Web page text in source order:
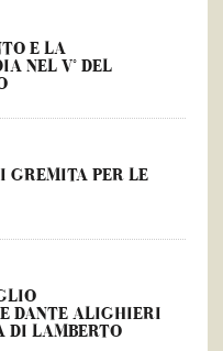
E LA
NEL V° DEL
GREMITA PER LE
DANTE ALIGHIERI
DI LAMBERTO